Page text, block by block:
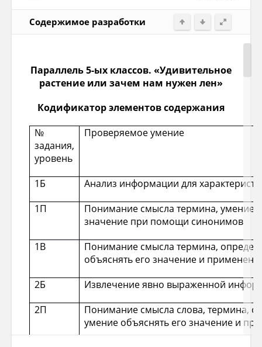
Содержимое разработки
Параллель 5-ых классов. «Удивительное
растение или зачем нам нужен лен»
Кодификатор элементов содержания
№
задания,
уровень
Проверяемое умение
1Б
Анализ информации для
1П
Понимание смысла термина, умение
значение при помощи синонимов
1В
Понимание смысла термина,
объяснять его значение и
2Б
Извлечение явно выраженной
2П
Понимание смысла слова, термина,
умение объяснять его значение и